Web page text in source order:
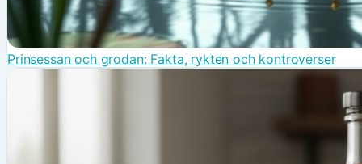
Prinsessan och grodan: Fakta, rykten och kontroverser